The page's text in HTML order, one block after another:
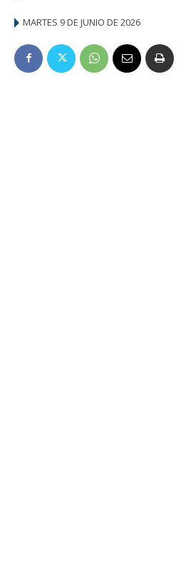
MARTES 9 DE JUNIO DE 2026